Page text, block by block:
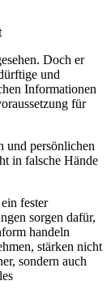
Doch er
und
Informationen
für
und persönlichen
in falsche Hände
fester
sorgen dafür,
handeln
stärken nicht
sondern auch